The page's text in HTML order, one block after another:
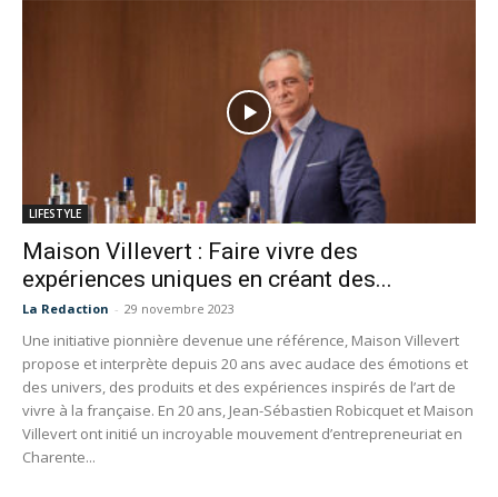
LIFESTYLE
Maison Villevert : Faire vivre des
expériences uniques en créant des...
La Redaction - 29 novembre 2023
Une initiative pionnière devenue une référence, Maison Villevert
propose et interprète depuis 20 ans avec audace des émotions et
des univers, des produits et des expériences inspirés de l’art de
vivre à la française. En 20 ans, Jean-Sébastien Robicquet et Maison
Villevert ont initié un incroyable mouvement d’entrepreneuriat en
Charente...